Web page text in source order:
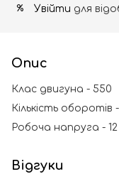
% Увійти для
Опис
Клас двигуна - 550
Кількість оборотів
Робоча напруга -
Відгуки